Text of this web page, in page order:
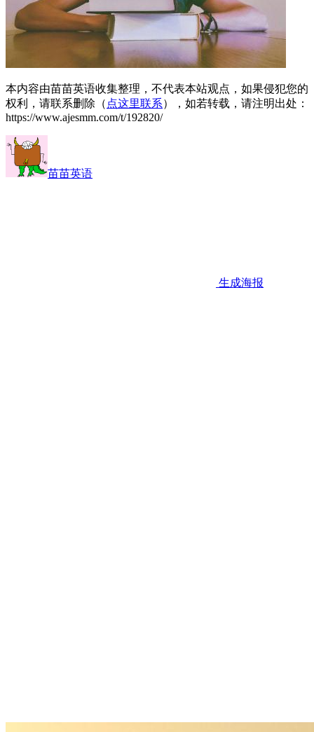
本内容由苗苗英语收集整理，不代表本站观点，如果侵犯您的
权利，请联系删除（ 点这里联系），如若转载，请注明出处：
https://www.ajesmm.com/t/192820/
苗苗英语
生成海报